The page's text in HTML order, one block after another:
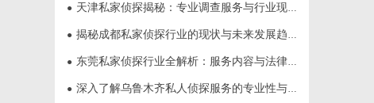
● 天津私家侦探揭秘：专业调查服务与行业现状详细解析
● 揭秘成都私家侦探行业的现状与未来发展趋势
● 东莞私家侦探行业全解析：服务内容与法律边界详解
● 深入了解乌鲁木齐私人侦探服务的专业性与应用领域